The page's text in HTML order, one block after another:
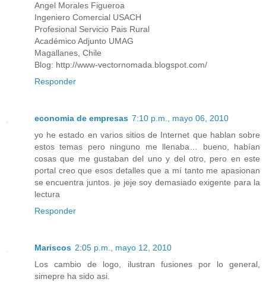
Angel Morales Figueroa
Ingeniero Comercial USACH
Profesional Servicio Pais Rural
Académico Adjunto UMAG
Magallanes, Chile
Blog: http://www-vectornomada.blogspot.com/
Responder
economia de empresas 7:10 p.m., mayo 06, 2010
yo he estado en varios sitios de Internet que hablan sobre
estos temas pero ninguno me llenaba… bueno, habían
cosas que me gustaban del uno y del otro, pero en este
portal creo que esos detalles que a mí tanto me apasionan
se encuentra juntos. je jeje soy demasiado exigente para la
lectura
Responder
Mariscos 2:05 p.m., mayo 12, 2010
Los cambio de logo, ilustran fusiones por lo general,
simepre ha sido asi.